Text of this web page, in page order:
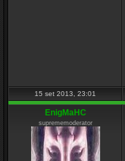
15 set 2013, 23:01
EnigMaHC
suprememoderator